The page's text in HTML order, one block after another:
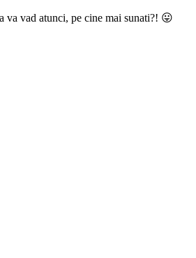
va vad atunci, pe cine mai sunati?! 😛